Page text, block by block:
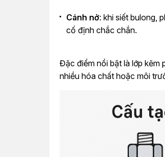
Cánh nở: khi siết bulong,
cố định chắc chắn.
Đặc điểm nổi bật là lớp kẽm
nhiều hóa chất hoặc môi